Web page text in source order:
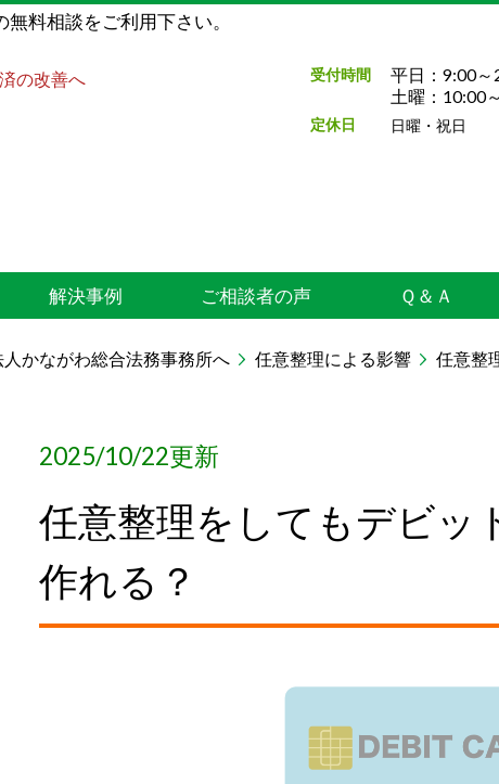
料相談をご利用下さい。
の改善へ 受付時間
平日：9:00～
土曜：10:00
定休日 日曜・祝日
解決事例 ご相談者の声 Ｑ＆Ａ
かながわ総合法務事務所へ 任意整理による影響 任意整
2025/10/22更新
任意整理をしてもデビッ
作れる？